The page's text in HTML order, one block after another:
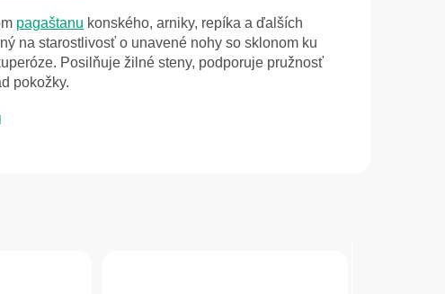
pagaštanu konského, arniky, repíka a ďalších
na starostlivosť o unavené nohy so sklonom ku
Posilňuje žilné steny, podporuje pružnosť
pokožky.